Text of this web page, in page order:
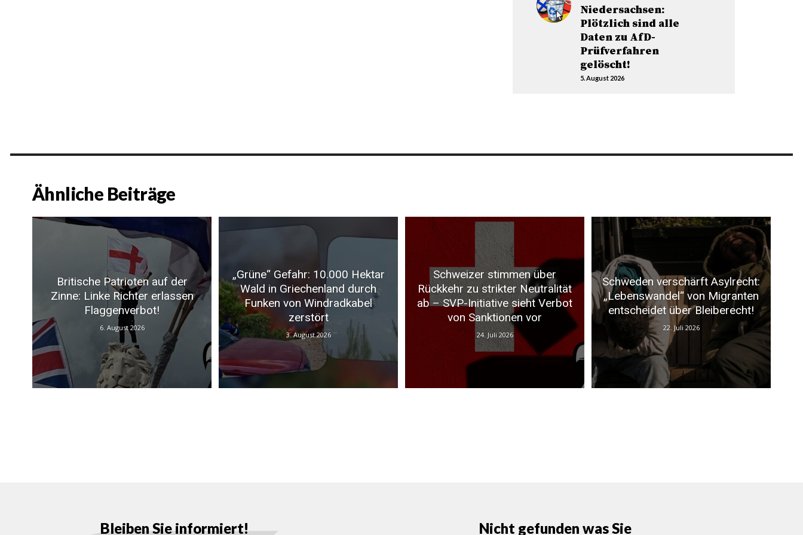
Niedersachsen:
Plötzlich sind alle
Daten zu AfD-
Prüfverfahren
gelöscht!
5. August 2026
Ähnliche Beiträge
Britische Patrioten auf der
Zinne: Linke Richter erlassen
Flaggenverbot!
6. August 2026
„Grüne“ Gefahr: 10.000 Hektar
Wald in Griechenland durch
Funken von Windradkabel
zerstört
3. August 2026
Schweizer stimmen über
Rückkehr zu strikter Neutralität
ab – SVP-Initiative sieht Verbot
von Sanktionen vor
24. Juli 2026
Schweden verschärft Asylrecht:
„Lebenswandel“ von Migranten
entscheidet über Bleiberecht!
22. Juli 2026
Bleiben Sie informiert! Nicht gefunden was Sie